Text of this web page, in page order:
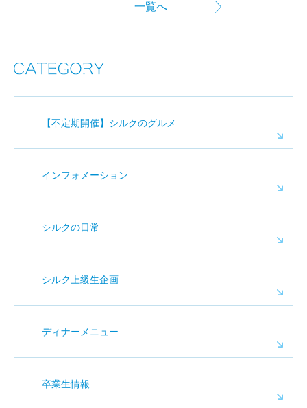
一覧へ
【不定期開催】シルクのグルメ
インフォメーション
シルクの日常
シルク上級生企画
ディナーメニュー
卒業生情報